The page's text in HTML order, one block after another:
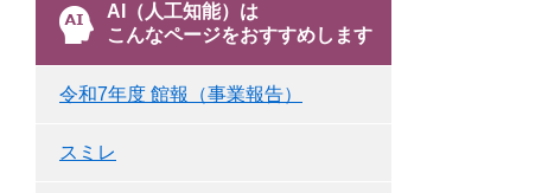
AI（人工知能）は
こんなページをおすすめします
令和7年度 館報（事業報告）
スミレ